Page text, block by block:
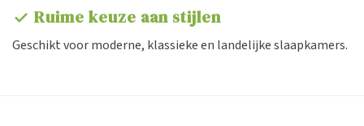
check Ruime keuze aan stijlen
Geschikt voor moderne, klassieke en landelijke slaapkamers.